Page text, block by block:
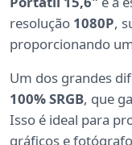
resolução 1080P,
proporcionando
Um dos grandes
100% SRGB, que
Isso é ideal para
gráficos e